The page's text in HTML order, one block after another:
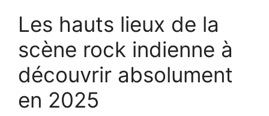
Les hauts lieux de la
scène rock indienne à
découvrir absolument
en 2025